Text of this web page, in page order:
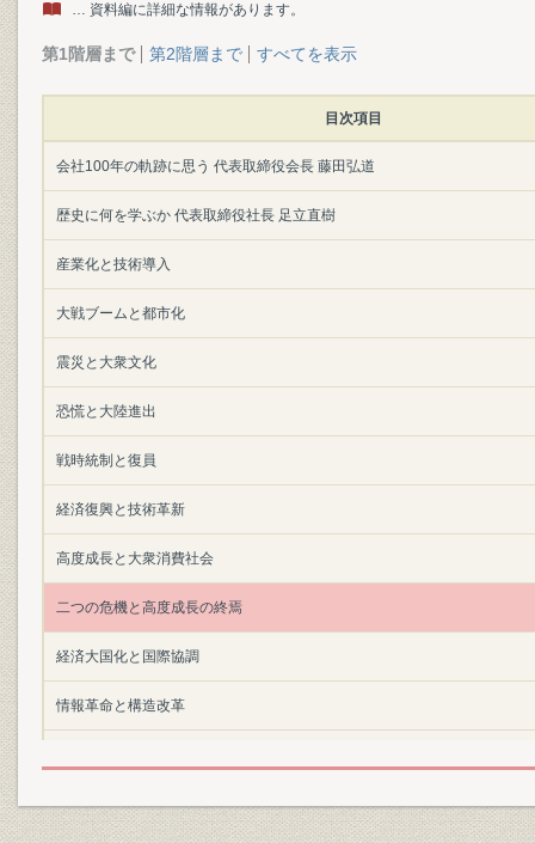
… 資料編に詳細な情報があります。
第1階層まで 第2階層まで すべてを表示
目次項目
会社100年の軌跡に思う 代表取締役会長 藤田弘道
歴史に何を学ぶか 代表取締役社長 足立直樹
産業化と技術導入
大戦ブームと都市化
震災と大衆文化
恐慌と大陸進出
戦時統制と復員
経済復興と技術革新
高度成長と大衆消費社会
二つの危機と高度成長の終焉
経済大国化と国際協調
情報革命と構造改革
創立100周年事業